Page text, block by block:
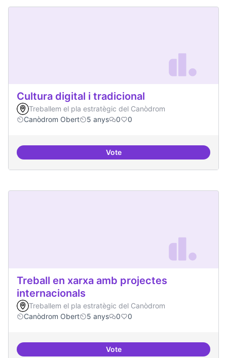
Cultura digital i tradicional
Treballem el pla estratègic del Canòdrom
Canòdrom Obert
5 anys 0 0
VoteCultura digital i tradicional
Treball en xarxa amb projectes
internacionals
Treballem el pla estratègic del Canòdrom
Canòdrom Obert
5 anys 0 0
VoteTreball en xarxa amb projectes